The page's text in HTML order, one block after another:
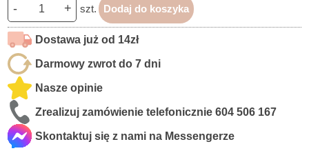
- + szt. Dodaj do koszyka
Dostawa już od 14zł
Darmowy zwrot do 7 dni
Nasze opinie
Zrealizuj zamówienie telefonicznie604 506 167
Skontaktuj się z nami na Messengerze